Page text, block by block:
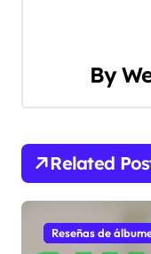
g
By
Related
Reseñas de